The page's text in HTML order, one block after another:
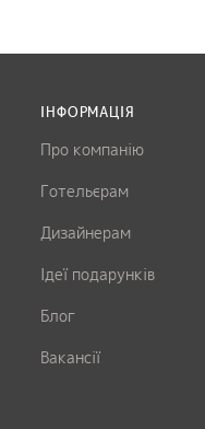
ІНФОРМАЦІЯ
Про компанію
Готельєрам
Дизайнерам
Ідеї подарунків
Блог
Вакансії